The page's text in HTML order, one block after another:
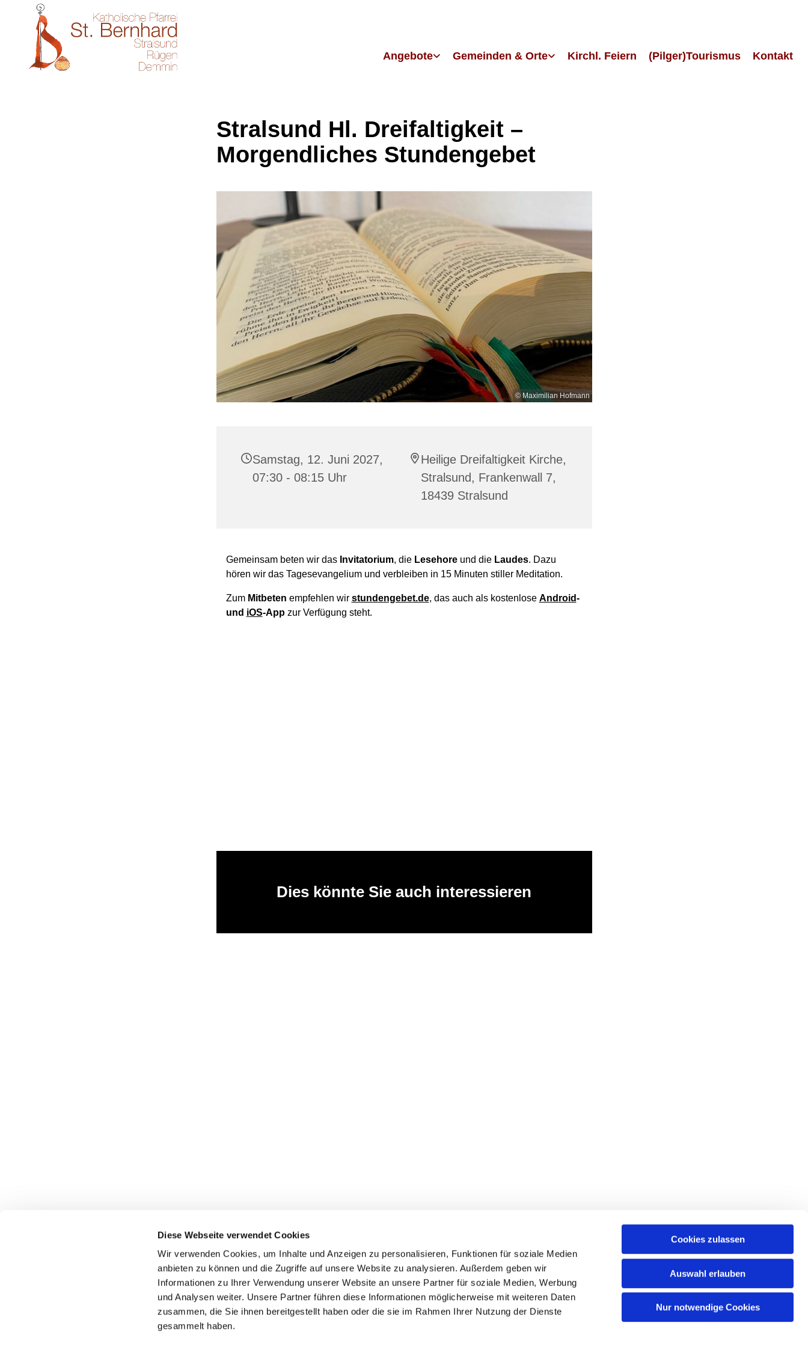
Diese Webseite verwendet Cookies
Wir verwenden Cookies, um Inhalte und Anzeigen zu personalisieren, Funktionen für soziale Medien
anbieten zu können und die Zugriffe auf unsere Website zu analysieren. Außerdem geben wir
Informationen zu Ihrer Verwendung unserer Website an unsere Partner für soziale Medien, Werbung
und Analysen weiter. Unsere Partner führen diese Informationen möglicherweise mit weiteren Daten
zusammen, die Sie ihnen bereitgestellt haben oder die sie im Rahmen Ihrer Nutzung der Dienste
gesammelt haben.
Cookies zulassen
Auswahl erlauben
Nur notwendige Cookies
Angebote Gemeinden & Orte Kirchl. Feiern (Pilger)Tourismus Kontakt
Stralsund Hl. Dreifaltigkeit –
Morgendliches Stundengebet
© Maximilian Hofmann
Samstag, 12. Juni 2027,
07:30 - 08:15 Uhr
Heilige Dreifaltigkeit Kirche,
Stralsund, Frankenwall 7,
18439 Stralsund
Gemeinsam beten wir das Invitatorium, die Lesehoreund die Laudes. Dazu
hören wir das Tagesevangelium und verbleiben in 15 Minuten stiller Meditation.
Zum Mitbeten empfehlen wir stundengebet.de, das auch als kostenlose Android-
und iOS-Appzur Verfügung steht.
Dies könnte Sie auch interessieren
Katholische Kirchengemeinde Pfarrei St. Bernhard Stralsund/Rügen/Demmin • Frankenstr. 39 • 18439 Stralsund
Hinweisgebersystem